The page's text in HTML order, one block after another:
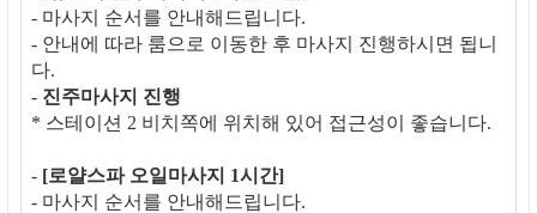
- 마사지 순서를 안내해드립니다.
- 안내에 따라 룸으로 이동한 후 마사지 진행하시면 됩니
다.
- 진주마사지 진행
* 스테이션 2 비치쪽에 위치해 있어 접근성이 좋습니다.
- [로얄스파 오일마사지 1시간]
- 마사지 순서를 안내해드립니다.